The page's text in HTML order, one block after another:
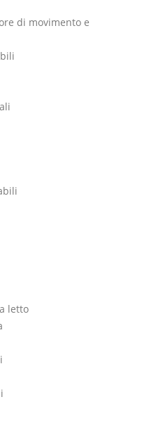
di movimento e
letto